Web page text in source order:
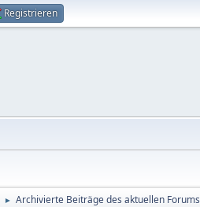
Registrieren
► Archivierte Beiträge des aktuellen Forums